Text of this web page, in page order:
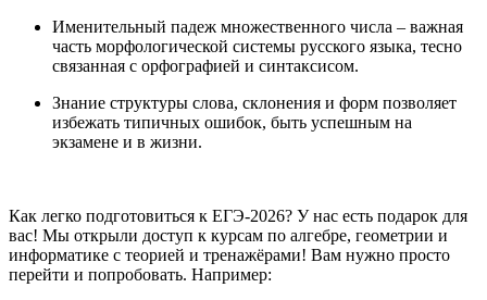
Именительный падеж множественного числа – важная
часть морфологической системы русского языка, тесно
связанная с орфографией и синтаксисом.
Знание структуры слова, склонения и форм позволяет
избежать типичных ошибок, быть успешным на
экзамене и в жизни.
Как легко подготовиться к ЕГЭ-2026? У нас есть подарок для
вас! Мы открыли доступ к курсам по алгебре, геометрии и
информатике с теорией и тренажёрами! Вам нужно просто
перейти и попробовать. Например: